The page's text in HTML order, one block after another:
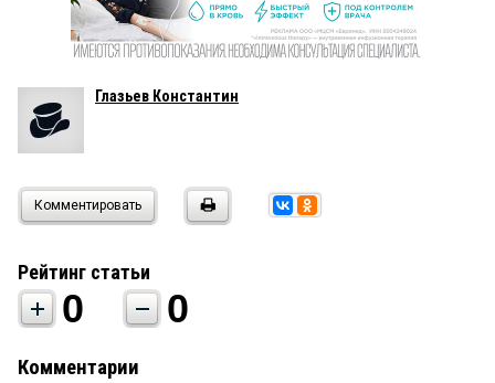
Глазьев Константин
Комментировать
Рейтинг статьи
0 0
Комментарии